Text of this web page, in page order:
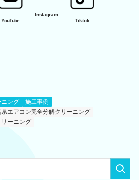
YouTube
Instagram
Tiktok
ニング
施工事例
県エアコン完全分解クリーニング
リーニング